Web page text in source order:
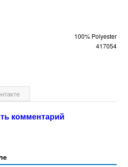
100% Polyester
417054
комментарий